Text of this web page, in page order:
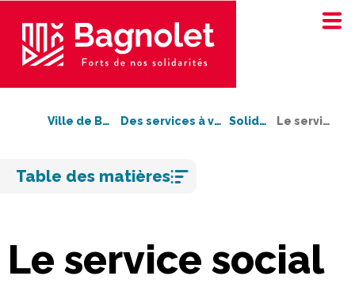
Ville de Bagnolet Des services à votre service Solidarité Le service social
Le service social
Table des matières